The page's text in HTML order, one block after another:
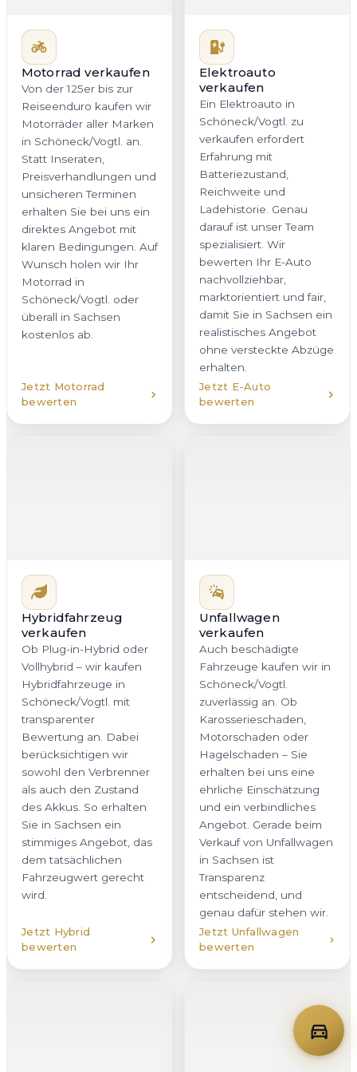
Motorrad verkaufen
Von der 125er bis zur
Reiseenduro kaufen wir
Motorräder aller Marken
in Schöneck/Vogtl. an.
Statt Inseraten,
Preisverhandlungen und
unsicheren Terminen
erhalten Sie bei uns ein
direktes Angebot mit
klaren Bedingungen. Auf
Wunsch holen wir Ihr
Motorrad in
Schöneck/Vogtl. oder
überall in Sachsen
kostenlos ab.
Jetzt Motorrad
bewerten
Elektroauto
verkaufen
Ein Elektroauto in
Schöneck/Vogtl. zu
verkaufen erfordert
Erfahrung mit
Batteriezustand,
Reichweite und
Ladehistorie. Genau
darauf ist unser Team
spezialisiert. Wir
bewerten Ihr E-Auto
nachvollziehbar,
marktorientiert und fair,
damit Sie in Sachsen ein
realistisches Angebot
ohne versteckte Abzüge
erhalten.
Jetzt E-Auto
bewerten
Hybridfahrzeug
verkaufen
Ob Plug-in-Hybrid oder
Vollhybrid – wir kaufen
Hybridfahrzeuge in
Schöneck/Vogtl. mit
transparenter
Bewertung an. Dabei
berücksichtigen wir
sowohl den Verbrenner
als auch den Zustand
des Akkus. So erhalten
Sie in Sachsen ein
stimmiges Angebot, das
dem tatsächlichen
Fahrzeugwert gerecht
wird.
Jetzt Hybrid
bewerten
Unfallwagen
verkaufen
Auch beschädigte
Fahrzeuge kaufen wir in
Schöneck/Vogtl.
zuverlässig an. Ob
Karosserieschaden,
Motorschaden oder
Hagelschaden – Sie
erhalten bei uns eine
ehrliche Einschätzung
und ein verbindliches
Angebot. Gerade beim
Verkauf von Unfallwagen
in Sachsen ist
Transparenz
entscheidend, und
genau dafür stehen wir.
Jetzt Unfallwagen
bewerten